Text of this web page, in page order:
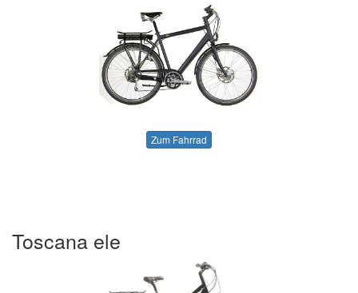
Zum Fahrrad
Toscana ele